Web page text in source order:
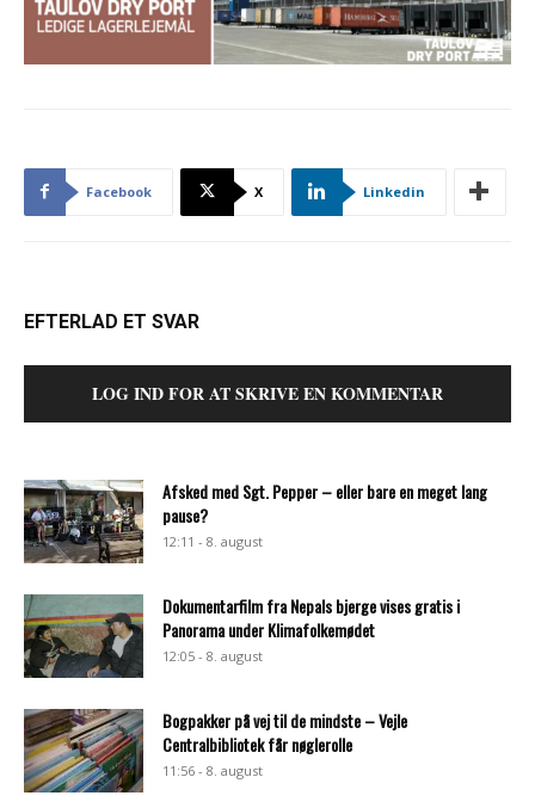
Facebook X Linkedin
EFTERLAD ET SVAR
LOG IND FOR AT SKRIVE EN KOMMENTAR
Afsked med Sgt. Pepper – eller bare en meget lang
pause?
12:11 - 8. august
Dokumentarfilm fra Nepals bjerge vises gratis i
Panorama under Klimafolkemødet
12:05 - 8. august
Bogpakker på vej til de mindste – Vejle
Centralbibliotek får nøglerolle
11:56 - 8. august